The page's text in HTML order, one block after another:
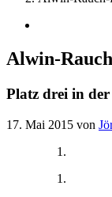
Alwin-
Platz drei in
17. Mai 2015 von